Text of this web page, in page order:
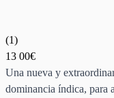
(1)
13 00€
Una nueva y
dominancia índica, para